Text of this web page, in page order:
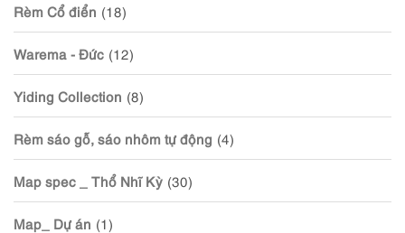
Rèm Cổ điển (18)
Warema - Đức (12)
Yiding Collection (8)
Rèm sáo gỗ, sáo nhôm tự động (4)
Map spec _ Thổ Nhĩ Kỳ (30)
Map_ Dự án (1)